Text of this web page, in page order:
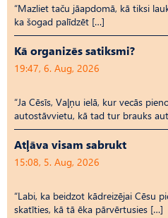
“Mazliet taču jāapdomā, kā tiksi
ka šogad palīdzēt […]
Kā organizēs satiksmi?
19:47, 6. Aug, 2026
“Ja Cēsīs, Vaļņu ielā, kur vecās
autostāvvietu, kā tad tur brauks
Atļāva visam sabrukt
15:08, 5. Aug, 2026
“Labi, ka beidzot kādreizējai Cēsu
skatīties, kā tā ēka pārvērtusies […]